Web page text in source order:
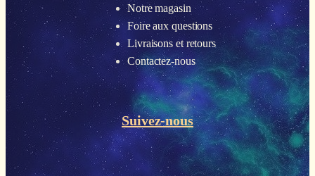
Notre magasin
Foire aux questions
Livraisons et retours
Contactez-nous
Suivez-nous